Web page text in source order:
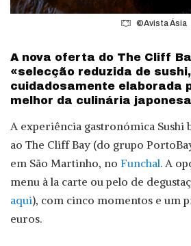
©Avista Ásia
A nova oferta do The Cliff
«selecção reduzida de sushi,
cuidadosamente elaborada
melhor da culinária
A experiência gastronómica Sushi
ao The Cliff Bay (do grupo
em São Martinho, no Funchal. A
menu à la carte ou pelo de
aqui), com cinco momentos e um
euros.